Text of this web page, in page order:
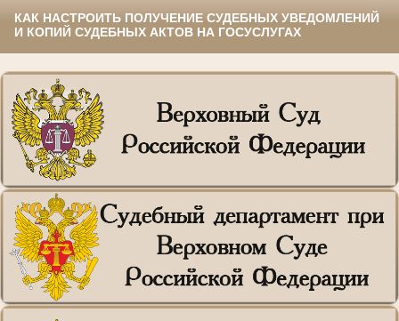
КАК НАСТРОИТЬ ПОЛУЧЕНИЕ СУДЕБНЫХ УВЕДОМЛЕНИЙ
И КОПИЙ СУДЕБНЫХ АКТОВ НА ГОСУСЛУГАХ